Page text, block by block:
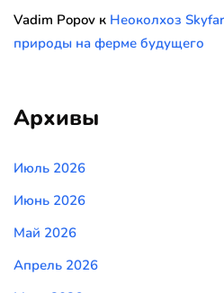
Vadim Popov к Неоколхоз
природы на ферме будущего
Архивы
Июль 2026
Июнь 2026
Май 2026
Апрель 2026